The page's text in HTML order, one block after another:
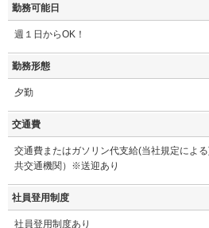
勤務可能日
週１日からOK！
勤務形態
夕勤
交通費
交通費またはガソリン代支給(当社規定によ
共交通機関）※送迎あり
社員登用制度
社員登用制度あり